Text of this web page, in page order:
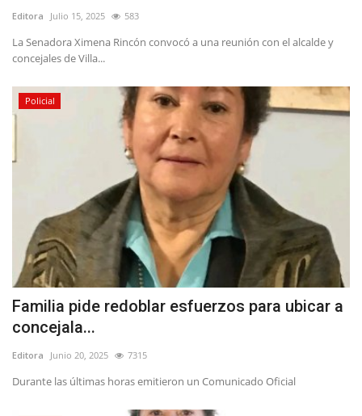
Editora Julio 15, 2025 583
La Senadora Ximena Rincón convocó a una reunión con el alcalde y
concejales de Villa...
Policial
Familia pide redoblar esfuerzos para ubicar a
concejala...
Editora Junio 20, 2025 7315
Durante las últimas horas emitieron un Comunicado Oficial